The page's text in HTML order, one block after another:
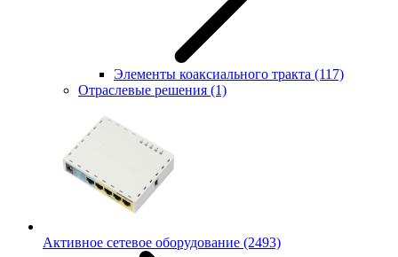
Элементы коаксиального тракта (117)
Отраслевые решения (1)
Активное сетевое оборудование (2493)